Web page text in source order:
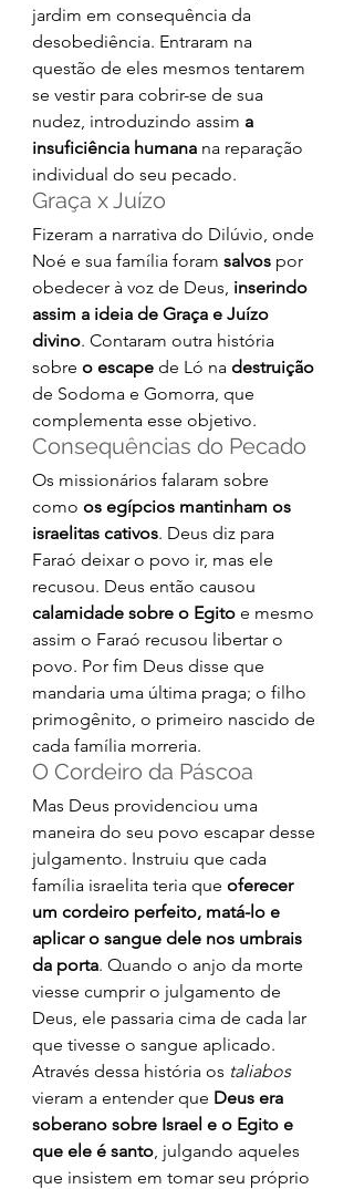
jardim em consequência da
desobediência. Entraram na
questão de eles mesmos tentarem
se vestir para cobrir-se de sua
nudez, introduzindo assim a
insuficiência humana na reparação
individual do seu pecado.
Graça x Juízo
Fizeram a narrativa do Dilúvio, onde
Noé e sua família foram salvos por
obedecer à voz de Deus, inserindo
assim a ideia de Graça e Juízo
divino. Contaram outra história
sobre o escape de Ló na destruição
de Sodoma e Gomorra, que
complementa esse objetivo.
Consequências do Pecado
Os missionários falaram sobre
como os egípcios mantinham os
israelitas cativos. Deus diz para
Faraó deixar o povo ir, mas ele
recusou. Deus então causou
calamidade sobre o Egito e mesmo
assim o Faraó recusou libertar o
povo. Por fim Deus disse que
mandaria uma última praga; o filho
primogênito, o primeiro nascido de
cada família morreria.
O Cordeiro da Páscoa
Mas Deus providenciou uma
maneira do seu povo escapar desse
julgamento. Instruiu que cada
família israelita teria que oferecer
um cordeiro perfeito, matá-lo e
aplicar o sangue dele nos umbrais
da porta. Quando o anjo da morte
viesse cumprir o julgamento de
Deus, ele passaria cima de cada lar
que tivesse o sangue aplicado.
Através dessa história os taliabos
vieram a entender que Deus era
soberano sobre Israel e o Egito e
que ele é santo, julgando aqueles
que insistem em tomar seu próprio